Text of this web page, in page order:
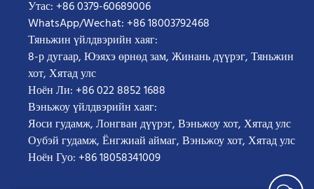
Утас: +86 0379-60689006
WhatsApp/Wechat: +86 18003792468
Тяньжин үйлдвэрийн хаяг:
8-р дугаар, Юэяхэ өрнөд зам, Жинань дүүрэг, Тяньжин
хот, Хятад улс
Ноён Ли: +86 022 8852 1688
Вэньжоу үйлдвэрийн хаяг:
Яоси гудамж, Лонгван дүүрэг, Вэньжоу хот, Хятад улс
Оубэй гудамж, Ёнгжиай аймаг, Вэньжоу хот, Хятад улс
Ноён Гуо: +86 18058341009